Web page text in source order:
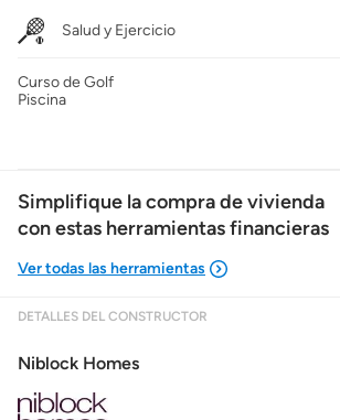
Salud y Ejercicio
Curso de Golf
Piscina
Simplifique la compra de vivienda
con estas herramientas financieras
DETALLES DEL CONSTRUCTOR
Niblock Homes